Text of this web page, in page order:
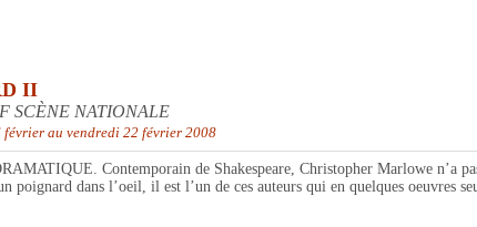
II
SCÈNE NATIONALE
février au vendredi 22 février 2008
Contemporain de Shakespeare, Christopher Marlowe n’a
poignard dans l’oeil, il est l’un de ces auteurs qui en quelques oeuvres